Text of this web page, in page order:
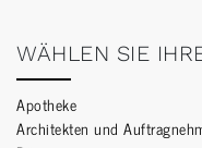
WÄHLEN SIE
Apotheke
Architekten und